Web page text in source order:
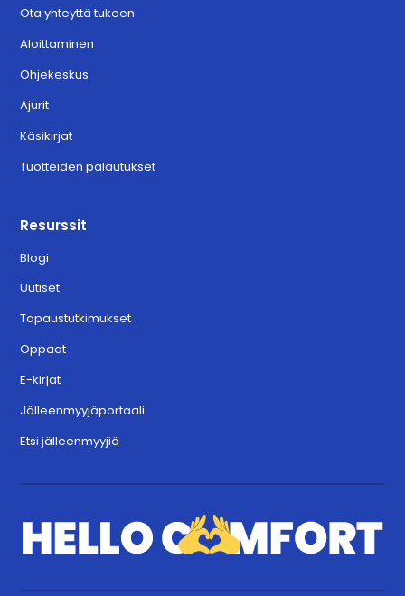
Ota yhteyttä tukeen
Aloittaminen
Ohjekeskus
Ajurit
Käsikirjat
Tuotteiden palautukset
Resurssit
Blogi
Uutiset
Tapaustutkimukset
Oppaat
E-kirjat
Jälleenmyyjäportaali
Etsi jälleenmyyjiä